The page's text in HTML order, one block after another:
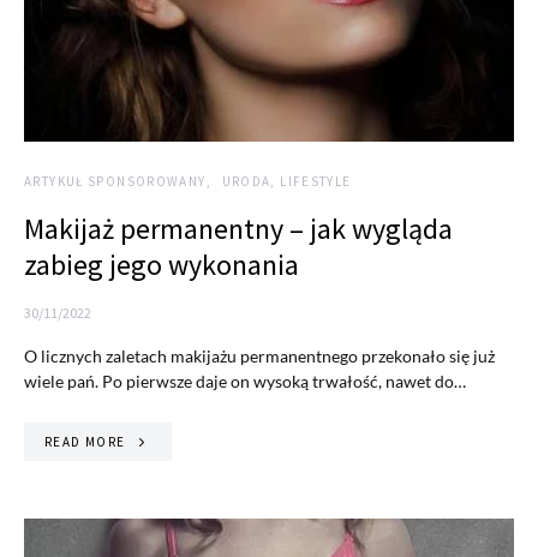
ARTYKUŁ SPONSOROWANY URODA, LIFESTYLE
Makijaż permanentny – jak wygląda
zabieg jego wykonania
30/11/2022
O licznych zaletach makijażu permanentnego przekonało się już
wiele pań. Po pierwsze daje on wysoką trwałość, nawet do…
READ MORE